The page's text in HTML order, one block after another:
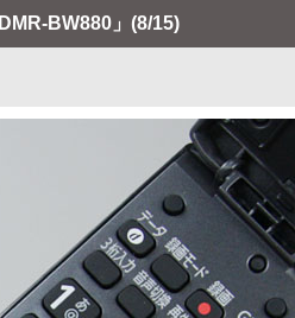
BW880」 (8/15)